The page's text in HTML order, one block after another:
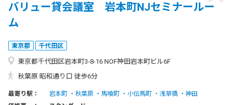
バリュー貸会議室 岩本町NJセミナールー
ム
東京都 千代田区
東京都千代田区岩本町3-8-16 NOF神田岩本町ビル6F
秋葉原 昭和通り口 徒歩6分
最寄り駅： 岩本町 秋葉原 馬喰町 小伝馬町 浅草橋
神田